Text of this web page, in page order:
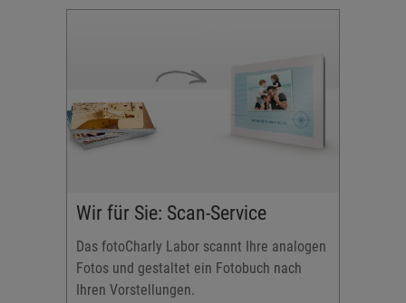
Wir für Sie: Scan-Service
Das fotoCharly Labor scannt Ihre analogen
Fotos und gestaltet ein Fotobuch nach
Ihren Vorstellungen.